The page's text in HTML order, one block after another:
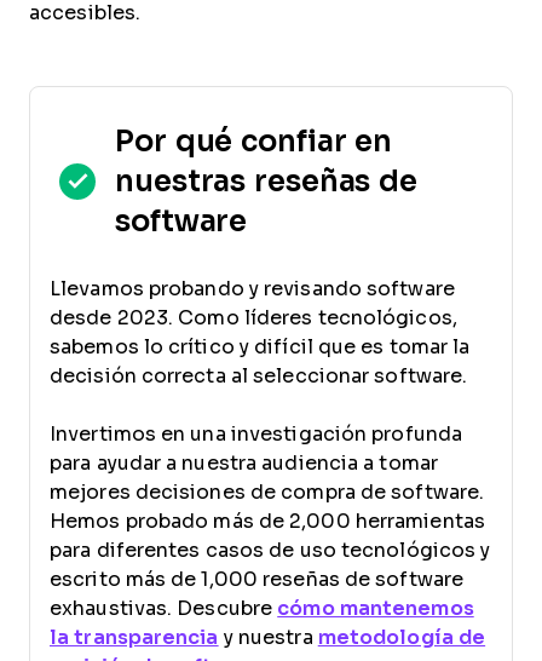
accesibles.
Por qué confiar en
nuestras reseñas de
software
Llevamos probando y revisando software
desde 2023. Como líderes tecnológicos,
sabemos lo crítico y difícil que es tomar la
decisión correcta al seleccionar software.
Invertimos en una investigación profunda
para ayudar a nuestra audiencia a tomar
mejores decisiones de compra de software.
Hemos probado más de 2,000 herramientas
para diferentes casos de uso tecnológicos y
escrito más de 1,000 reseñas de software
exhaustivas. Descubre cómo mantenemos
la transparencia y nuestra metodología de